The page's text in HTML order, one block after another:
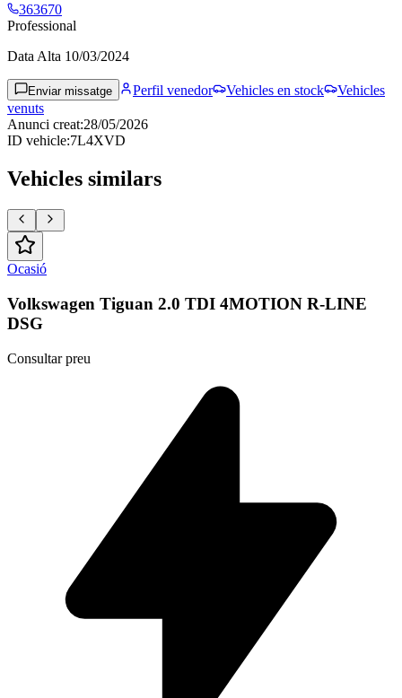
363670
Professional
Data Alta 10/03/2024
Enviar missatge Perfil venedor Vehicles en stock
Vehicles
venuts
Anunci creat:28/05/2026
ID vehicle:7L4XVD
Vehicles similars
Ocasió
Volkswagen Tiguan 2.0 TDI 4MOTION R-LINE
DSG
Consultar preu